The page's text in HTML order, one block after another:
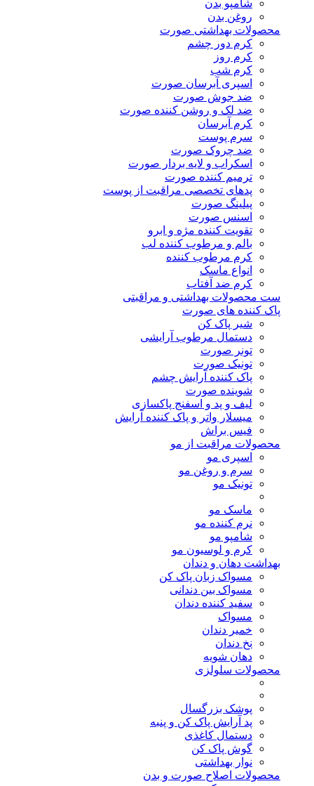
شامپو بدن
روغن بدن
محصولات بهداشتی صورت
کرم دور چشم
کرم روز
کرم شب
اسپری آبرسان صورت
ضد جوش صورت
ضد لک و روشن کننده صورت
کرم آبرسان
سرم پوست
ضد چروک صورت
اسکراب و لایه بردار صورت
ترمیم کننده صورت
پدهای تخصصی مراقبت از پوست
پیلینگ صورت
اسنس صورت
تقویت کننده مژه و ابرو
بالم و مرطوب کننده لب
کرم مرطوب کننده
انواع ماسک
کرم ضد آفتاب
ست محصولات بهداشتی و مراقبتی
پاک کننده های صورت
شیر پاک کن
دستمال مرطوب آرایشی
تونر صورت
تونیک صورت
پاک کننده آرایش چشم
شوینده صورت
لیف و پد و اسفنج پاکسازی
میسلار واتر و پاک کننده آرایش
فیس براش
محصولات مراقبت از مو
اسپری مو
سرم و روغن مو
تونیک مو
ماسک مو
نرم کننده مو
شامپو مو
کرم و لوسیون مو
بهداشت دهان و دندان
مسواک زبان پاک کن
مسواک بین دندانی
سفید کننده دندان
مسواک
خمیر دندان
نخ دندان
دهان شویه
محصولات سلولزی
پوشک بزرگسال
پد آرایش پاک کن و پنبه
دستمال کاغذی
گوش پاک کن
نوار بهداشتی
محصولات اصلاح صورت و بدن